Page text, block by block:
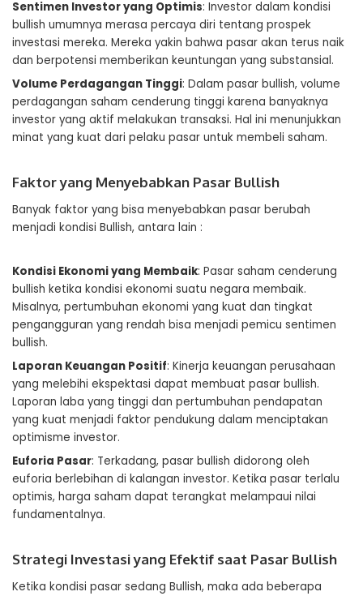
Sentimen Investor yang Optimis: Investor dalam kondisi
bullish umumnya merasa percaya diri tentang prospek
investasi mereka. Mereka yakin bahwa pasar akan terus naik
dan berpotensi memberikan keuntungan yang substansial.
Volume Perdagangan Tinggi: Dalam pasar bullish, volume
perdagangan saham cenderung tinggi karena banyaknya
investor yang aktif melakukan transaksi. Hal ini menunjukkan
minat yang kuat dari pelaku pasar untuk membeli saham.
Faktor yang Menyebabkan Pasar Bullish
Banyak faktor yang bisa menyebabkan pasar berubah
menjadi kondisi Bullish, antara lain :
Kondisi Ekonomi yang Membaik: Pasar saham cenderung
bullish ketika kondisi ekonomi suatu negara membaik.
Misalnya, pertumbuhan ekonomi yang kuat dan tingkat
pengangguran yang rendah bisa menjadi pemicu sentimen
bullish.
Laporan Keuangan Positif: Kinerja keuangan perusahaan
yang melebihi ekspektasi dapat membuat pasar bullish.
Laporan laba yang tinggi dan pertumbuhan pendapatan
yang kuat menjadi faktor pendukung dalam menciptakan
optimisme investor.
Euforia Pasar: Terkadang, pasar bullish didorong oleh
euforia berlebihan di kalangan investor. Ketika pasar terlalu
optimis, harga saham dapat terangkat melampaui nilai
fundamentalnya.
Strategi Investasi yang Efektif saat Pasar Bullish
Ketika kondisi pasar sedang Bullish, maka ada beberapa